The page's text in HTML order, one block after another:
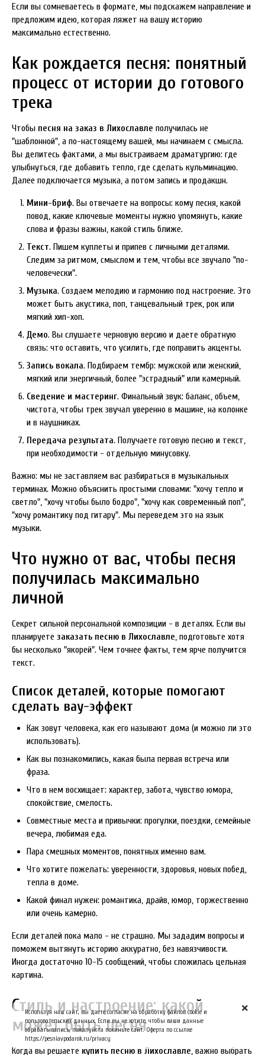
Если вы сомневаетесь в формате, мы подскажем направление и
предложим идею, которая ляжет на вашу историю
максимально естественно.
Как рождается песня: понятный
процесс от истории до готового
трека
Чтобы песня на заказ в Лихославле получилась не
"шаблонной", а по-настоящему вашей, мы начинаем с смысла.
Вы делитесь фактами, а мы выстраиваем драматургию: где
улыбнуться, где добавить тепло, где сделать кульминацию.
Далее подключается музыка, а потом запись и продакшн.
Мини-бриф. Вы отвечаете на вопросы: кому песня, какой
повод, какие ключевые моменты нужно упомянуть, какие
слова и фразы важны, какой стиль ближе.
Текст. Пишем куплеты и припев с личными деталями.
Следим за ритмом, смыслом и тем, чтобы все звучало "по-
человечески".
Музыка. Создаем мелодию и гармонию под настроение. Это
может быть акустика, поп, танцевальный трек, рок или
мягкий хип-хоп.
Демо. Вы слушаете черновую версию и даете обратную
связь: что оставить, что усилить, где поправить акценты.
Запись вокала. Подбираем тембр: мужской или женский,
мягкий или энергичный, более "эстрадный" или камерный.
Сведение и мастеринг. Финальный звук: баланс, объем,
чистота, чтобы трек звучал уверенно в машине, на колонке
и в наушниках.
Передача результата. Получаете готовую песню и текст,
при необходимости - отдельную минусовку.
Важно: мы не заставляем вас разбираться в музыкальных
терминах. Можно объяснить простыми словами: "хочу тепло и
светло", "хочу чтобы было бодро", "хочу как современный поп",
"хочу романтику под гитару". Мы переведем это на язык
музыки.
Что нужно от вас, чтобы песня
получилась максимально
личной
Секрет сильной персональной композиции - в деталях. Если вы
планируете заказать песню в Лихославле, подготовьте хотя
бы несколько "якорей". Чем точнее факты, тем ярче получится
текст.
Список деталей, которые помогают
сделать вау-эффект
Как зовут человека, как его называют дома (и можно ли это
использовать).
Как вы познакомились, какая была первая встреча или
фраза.
Что в нем восхищает: характер, забота, чувство юмора,
спокойствие, смелость.
Совместные места и привычки: прогулки, поездки, семейные
вечера, любимая еда.
Пара смешных моментов, понятных именно вам.
Что хотите пожелать: уверенности, здоровья, новых побед,
тепла в доме.
Какой финал нужен: романтика, драйв, юмор, торжественно
или очень камерно.
Если деталей пока мало - не страшно. Мы зададим вопросы и
поможем вытянуть историю аккуратно, без навязчивости.
Иногда достаточно 10-15 сообщений, чтобы сложилась цельная
картина.
Стиль и настроение: какой
может быть песня
Когда вы решаете купить песню в Лихославле, важно выбрать
Используя наш сайт, вы даете согласие на обработку файлов cookie и
пользовательских данных. Если вы не хотите, чтобы ваши данные
обрабатывались, пожалуйста покиньте сайт. Оферта по ссылке
https://pesniavpodarok.ru/privacy